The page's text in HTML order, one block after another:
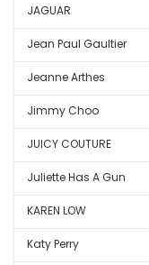
JAGUAR
Jean Paul Gaultier
Jeanne Arthes
Jimmy Choo
JUICY COUTURE
Juliette Has A Gun
KAREN LOW
Katy Perry